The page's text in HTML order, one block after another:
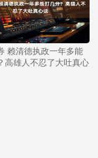
赖清德执政一年多能
高雄人不忍了大吐真心